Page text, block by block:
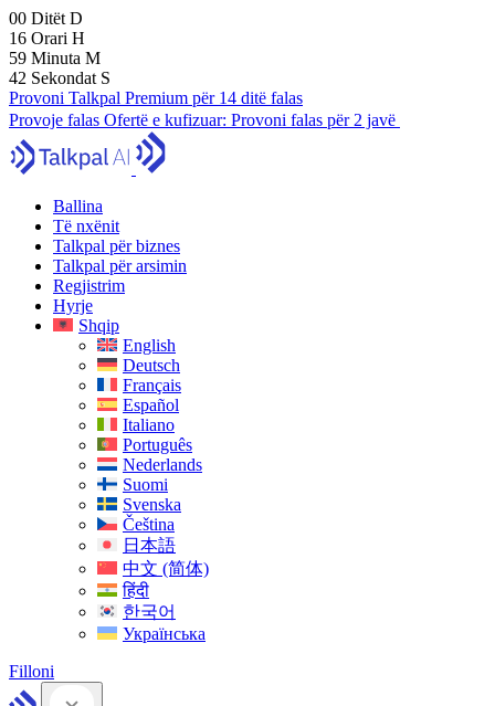
00 Ditët D
16 Orari H
59 Minuta M
42 Sekondat S
Provoni Talkpal Premium për 14 ditë falas
Provoje falas Ofertë e kufizuar: Provoni falas për 2 javë
Ballina
Të nxënit
Talkpal për biznes
Talkpal për arsimin
Regjistrim
Hyrje
Shqip
English
Deutsch
Français
Español
Italiano
Português
Nederlands
Suomi
Svenska
Čeština
日本語
中文 (简体)
हिंदी
한국어
Українська
Filloni